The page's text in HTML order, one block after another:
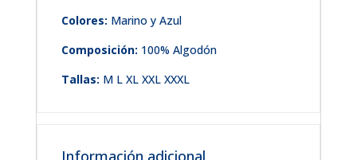
Colores: Marino y Azul
Composición: 100% Algodón
Tallas: M L XL XXL XXXL
Información adicional